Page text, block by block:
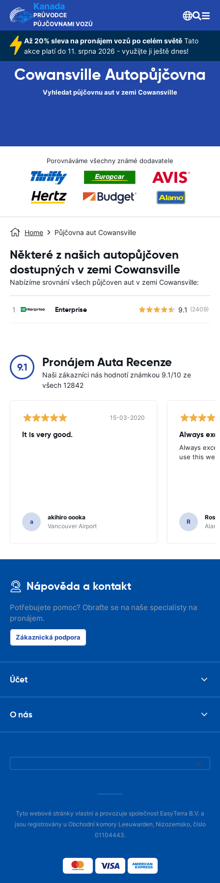
Kanada
PRŮVODCE
PŮJČOVNAMI VOZŮ
Až 20% sleva na pronájem vozů po celém světě Tato
akce platí do 11. srpna 2026 - využijte ji ještě dnes!
Cowansville Autopůjčovna
Vyhledat půjčovnu aut v zemi Cowansville
Porovnáváme všechny známé dodavatele
Home Půjčovna aut Cowansville
Některé z našich autopůjčoven
dostupných v zemi Cowansville
Nabízíme srovnání všech půjčoven aut v zemi Cowansville:
Enterprise 9.1 (2409)
9.1 Pronájem Auta Recenze
Naši zákazníci nás hodnotí známkou 9.1/10 ze
všech 12842
15-03-2020
It is very good.
a
akihiro oooka
Vancouver Airport
Always
Always
use this
R
Nápověda a kontakt
Potřebujete pomoc? Obraťte se na naše specialisty na
pronájem.
Zákaznická podpora
Účet
O nás
Tyto webové stránky vlastní a provozuje společnost EasyTerra B.V. a
jsou registrovány u Obchodní komory Leeuwarden, Nizozemsko, číslo
01104443.